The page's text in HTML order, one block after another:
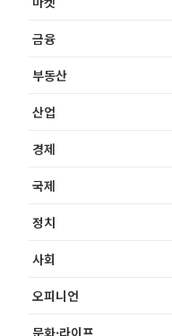
금융
부동산
산업
경제
국제
정치
사회
오피니언
문화·라이프